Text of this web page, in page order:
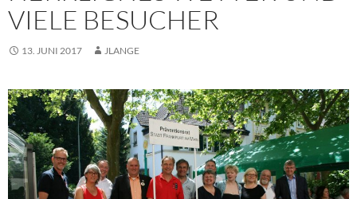
VIELE BESUCHER
13. JUNI 2017 JLANGE